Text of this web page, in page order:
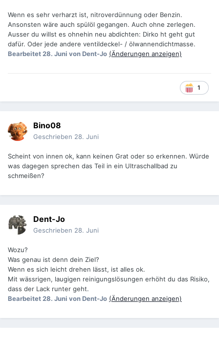
Wenn es sehr verharzt ist, nitroverdünnung oder Benzin.
Ansonsten wäre auch spülöl gegangen. Auch ohne zerlegen.
Ausser du willst es ohnehin neu abdichten: Dirko ht geht gut
dafür. Oder jede andere ventildeckel- / ölwannendichtmasse.
Bearbeitet28. Juni von Dent-Jo (Änderungen anzeigen)
1
Bino08
Geschrieben 28. Juni
Scheint von innen ok, kann keinen Grat oder so erkennen. Würde
was dagegen sprechen das Teil in ein Ultraschallbad zu
schmeißen?
Dent-Jo
Geschrieben 28. Juni
Wozu?
Was genau ist denn dein Ziel?
Wenn es sich leicht drehen lässt, ist alles ok.
Mit wässrigen, laugigen reinigungslösungen erhöht du das Risiko,
dass der Lack runter geht.
Bearbeitet28. Juni von Dent-Jo (Änderungen anzeigen)